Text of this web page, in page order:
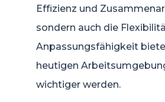
Effizienz und
sondern auch die
Anpassungsfähigkeit
heutigen
wichtiger werden.